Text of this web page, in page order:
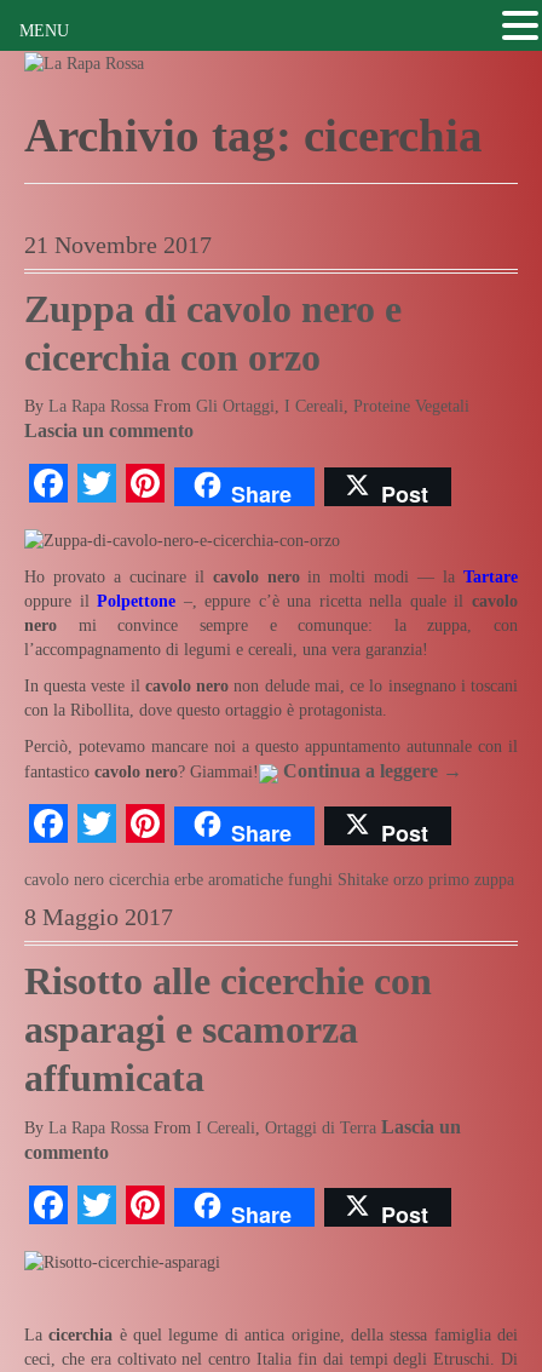
Archivio tag: cicerchia
21 Novembre 2017
Zuppa di cavolo nero e
cicerchia con orzo
By La Rapa Rossa From Gli Ortaggi, I Cereali, Proteine Vegetali
Lascia un commento
Facebook
TwitterPinterest
Share Post
Ho provato a cucinare il cavolo neroin molti modi — laTartare
oppure ilPolpettone –, eppure c’è una ricetta nella quale ilcavolo
nero mi convince sempre e comunque: la zuppa, con
l’accompagnamento di legumi e cereali, una vera garanzia!
In questa veste il cavolo nero non delude mai, ce lo insegnano i toscani
con la Ribollita, dove questo ortaggio è protagonista.
Perciò, potevamo mancare noi a questo appuntamento autunnale con il
fantastico cavolo nero? Giammai! Continua a leggere →
Facebook
TwitterPinterest
Share Post
cavolo nero cicerchia erbe aromatiche funghi Shitake orzo primo zuppa
8 Maggio 2017
Risotto alle cicerchie con
asparagi e scamorza
affumicata
By La Rapa Rossa From I Cereali Ortaggi di Terra Lascia un
commento
Facebook
TwitterPinterest
Share Post
Lacicerchia è quel legume di antica origine, della stessa famiglia dei
ceci, che era coltivato nel centro Italia fin dai tempi degli Etruschi. Di
MENU